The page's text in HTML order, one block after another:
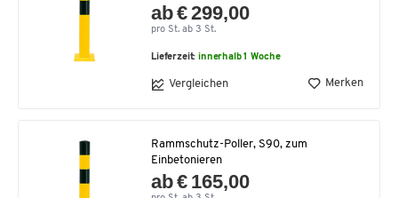
ab € 299,00
pro St. ab 3 St.
Lieferzeit:innerhalb 1 Woche
Vergleichen Merken
Rammschutz-Poller, S90, zum
Einbetonieren
ab € 165,00